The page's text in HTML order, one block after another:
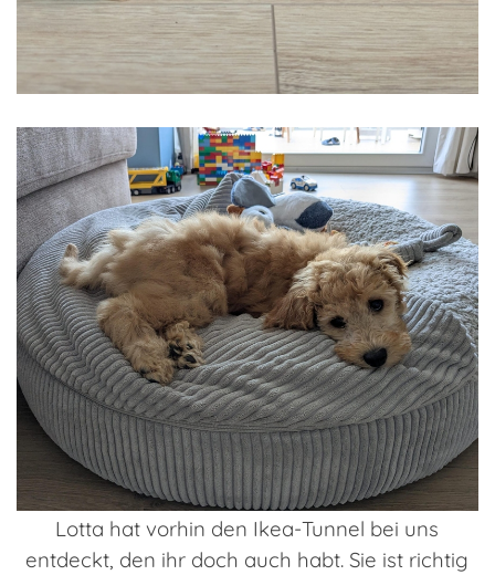
Lotta hat vorhin den Ikea-Tunnel bei uns
entdeckt, den ihr doch auch habt. Sie ist richtig